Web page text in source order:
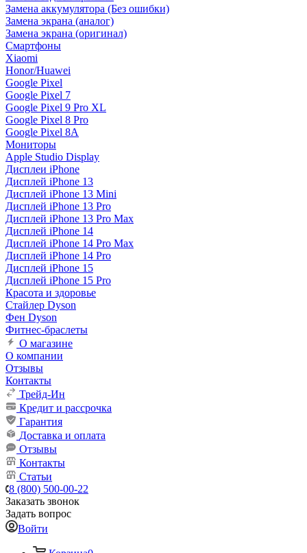
Замена аккумулятора (Без ошибки)
Замена экрана (аналог)
Замена экрана (оригинал)
Смартфоны
Xiaomi
Honor/Huawei
Google Pixel
Google Pixel 7
Google Pixel 9 Pro XL
Google Pixel 8 Pro
Google Pixel 8A
Мониторы
Apple Studio Display
Дисплеи iPhone
Дисплей iPhone 13
Дисплей iPhone 13 Mini
Дисплей iPhone 13 Pro
Дисплей iPhone 13 Pro Max
Дисплей iPhone 14
Дисплей iPhone 14 Pro Max
Дисплей iPhone 14 Pro
Дисплей iPhone 15
Дисплей iPhone 15 Pro
Красота и здоровье
Стайлер Dyson
Фен Dyson
Фитнес-браслеты
О магазине
О компании
Отзывы
Контакты
Трейд-Ин
Кредит и рассрочка
Гарантия
Доставка и оплата
Отзывы
Контакты
Статьи
8 (800) 500-00-22
Заказать звонок
Задать вопрос
Войти